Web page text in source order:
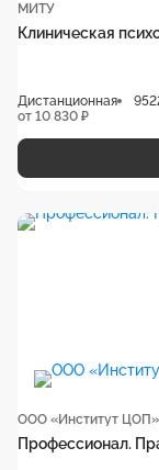
МИТУ
Клиническая
Дистанционная
от 10 830 ₽
ООО «Институт ЦОП»
Профессионал.